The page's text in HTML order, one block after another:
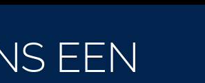
EEN